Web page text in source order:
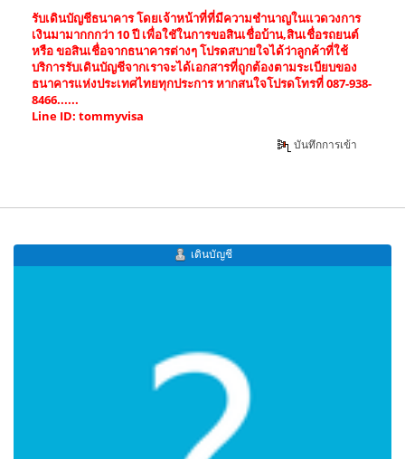
รับเดินบัญชีธนาคาร โดยเจ้าหน้าที่ที่มีความชำนาญในแวดวงการ
เงินมามากกกว่า 10 ปี เพื่อใชัในการขอสินเชื่อบ้าน,สินเชื่อรถยนต์
หรือ ขอสินเชื่อจากธนาคารต่างๆ โปรดสบายใจได้ว่าลูกค้าที่ใช้
บริการรับเดินบัญชีจากเราจะได้เอกสารที่ถูกต้องตามระเบียบของ
ธนาคารแห่งประเทศไทยทุกประการ หากสนใจโปรดโทรที่ 087-938-
8466......
Line ID: tommyvisa
บันทึกการเข้า
เดินบัญชี